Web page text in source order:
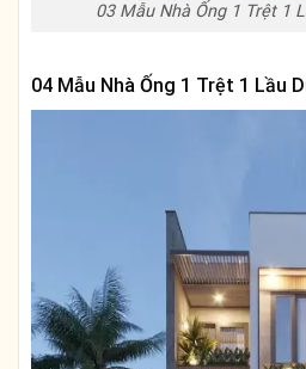
03 Mẫu Nhà Ống 1 Trệt 1
04 Mẫu Nhà Ống 1 Trệt 1 Lầu